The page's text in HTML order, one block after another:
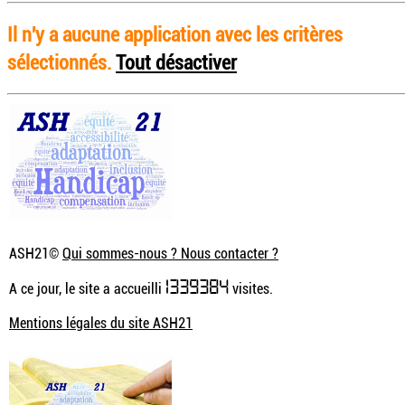
Il n'y a aucune application avec les critères
sélectionnés.Tout désactiver
ASH21©Qui sommes-nous ? Nous contacter ?
A ce jour, le site a accueilli 1339384visites.
Mentions légales du site ASH21